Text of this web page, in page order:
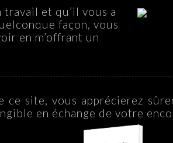
travail et qu’il vous a
façon, vous
en m’offrant un
site, vous apprécierez
en échange de votre